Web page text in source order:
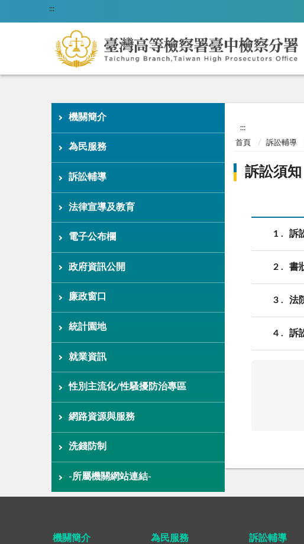
:::
機關簡介
為民服務
訴訟輔導
法律宣導及教育
電子公布欄
政府資訊公開
廉政窗口
統計園地
就業資訊
性別主流化/性騷擾防治專區
網路資源與服務
洗錢防制
-所屬機關網站連結-
:::
首頁 訴訟輔導
訴訟須知
1 訴
2 書
3 法
4 訴
機關簡介 為民服務 訴訟輔導